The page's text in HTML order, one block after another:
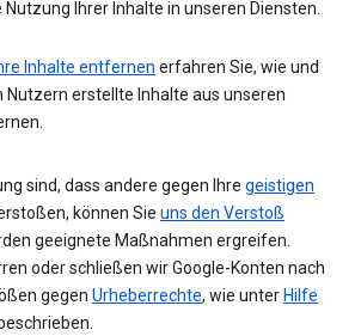
Nutzung Ihrer Inhalte in unseren Diensten.
Inhalte entfernen erfahren Sie, wie und
Nutzern erstellte Inhalte aus unseren
sind, dass andere gegen Ihre geistigen
können Sie uns den Verstoß
geeignete Maßnahmen ergreifen.
oder schließen wir Google-Konten nach
gegen Urheberrechte, wie unter Hilfe
beschrieben.